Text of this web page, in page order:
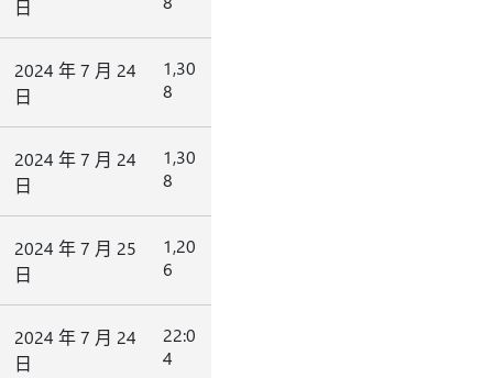
日
2024 年 7 月 24
日
1,30
8
2024 年 7 月 24
日
1,30
8
2024 年 7 月 25
日
1,20
6
2024 年 7 月 24
日
22:0
4